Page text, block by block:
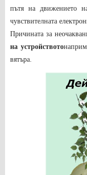
пътя на движението
чувствителната
Причината за
на устройството
вятъра.